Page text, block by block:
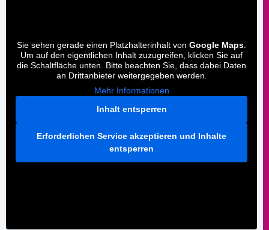
Sie sehen gerade einen Platzhalterinhalt von Google Maps
Um auf den eigentlichen Inhalt zuzugreifen, klicken Sie auf
die Schaltfläche unten. Bitte beachten Sie, dass dabei Daten
an Drittanbieter weitergegeben werden.
Mehr Informationen
Inhalt entsperren
Erforderlichen Service akzeptieren und Inhalte
entsperren